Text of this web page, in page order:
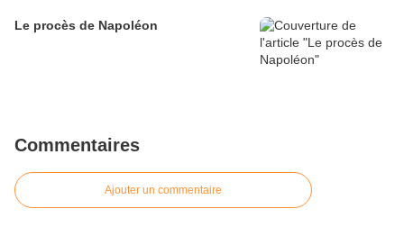
Le procès de Napoléon
Commentaires
Ajouter un commentaire